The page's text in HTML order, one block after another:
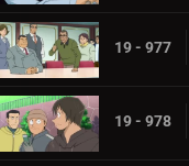
19 - 977
19 - 978